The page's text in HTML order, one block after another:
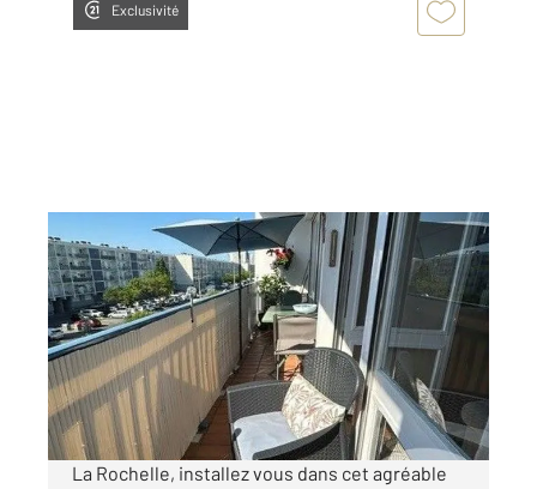
Exclusivité
LA ROCHELLE 17
70,57 m2, 3 pièces
Ref : 18551
Appartement F3 à vendre
191 800 €
Visiter le site dédié
La Rochelle, installez vous dans cet agréable